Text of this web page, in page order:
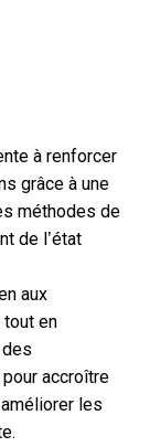
à renforcer
grâce à une
méthodes de
de l’état
aux
tout en
accroître
les